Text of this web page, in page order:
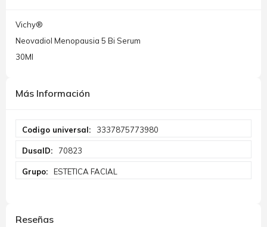
Vichy®
Neovadiol Menopausia 5 Bi Serum
30Ml
Más Información
Información
3337875773980
70823
ESTETICA FACIAL
Reseñas